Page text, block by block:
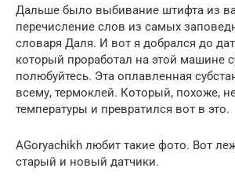
Дальше было выбивание штифта из
перечисление слов из самых
словаря Даля. И вот я добрался до
который проработал на этой машине
полюбуйтесь. Эта оплавленная
всему, термоклей. Который, похоже,
температуры и превратился вот в это.
AGoryachikh любит такие фото. Вот
старый и новый датчики.